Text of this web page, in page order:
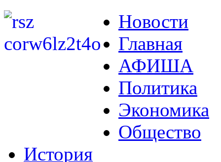
Новости
Главная
АФИША
Политика
Экономика
Общество
История